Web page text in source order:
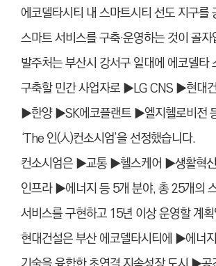
에코델타시티 내 스마트시티 선도 지구를
스마트 서비스를 구축·운영하는 것이 골
발주처는 부산시 강서구 일대에 에코델타
구축할 민간 사업자로 ▶LG CNS ▶현대
▶한양 ▶SK에코플랜트 ▶엘지헬로비전
‘The 인(人)컨소시엄’을 선정했습니다.
컨소시엄은 ▶교통 ▶헬스케어 ▶생활혁
인프라 ▶에너지 등 5개 분야, 총 25개의
서비스를 구현하고 15년 이상 운영할 계
현대건설은 부산 에코델타시티에 ▶에너